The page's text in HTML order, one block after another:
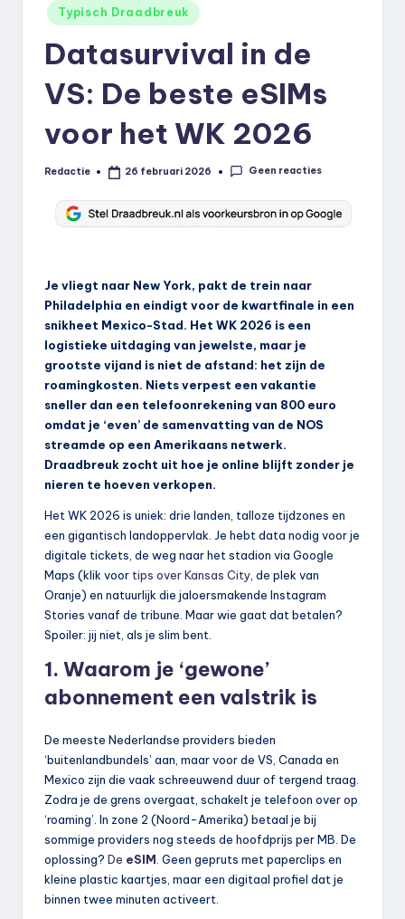
Geplaatst
in
Typisch Draadbreuk
Datasurvival in de
VS: De beste eSIMs
voor het WK 2026
Geplaatst
Redactie 26 februari 2026 Geen reacties
Je vliegt naar New York, pakt de trein naar
Philadelphia en eindigt voor de kwartfinale in een
snikheet Mexico-Stad. Het WK 2026 is een
logistieke uitdaging van jewelste, maar je
grootste vijand is niet de afstand: het zijn de
roamingkosten. Niets verpest een vakantie
sneller dan een telefoonrekening van 800 euro
omdat je ‘even’ de samenvatting van de NOS
streamde op een Amerikaans netwerk.
Draadbreuk zocht uit hoe je online blijft zonder je
nieren te hoeven verkopen.
Het WK 2026 is uniek: drie landen, talloze tijdzones en
een gigantisch landoppervlak. Je hebt data nodig voor je
digitale tickets, de weg naar het stadion via Google
Maps (klik voor tips over Kansas City , de plek van
Oranje) en natuurlijk die jaloersmakende Instagram
Stories vanaf de tribune. Maar wie gaat dat betalen?
Spoiler: jij niet, als je slim bent.
1. Waarom je ‘gewone’
abonnement een valstrik is
De meeste Nederlandse providers bieden
‘buitenlandbundels’ aan, maar voor de VS, Canada en
Mexico zijn die vaak schreeuwend duur of tergend traag.
Zodra je de grens overgaat, schakelt je telefoon over op
‘roaming’. In zone 2 (Noord-Amerika) betaal je bij
sommige providers nog steeds de hoofdprijs per MB. De
oplossing? De eSIM Geen gepruts met paperclips en
kleine plastic kaartjes, maar een digitaal profiel dat je
binnen twee minuten activeert.